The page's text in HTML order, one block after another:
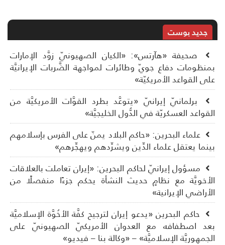
جديد بوست
صحيفة «هآرتس»: «الكيان الصهيونيّ زوَّد الإمارات
دفاع جويّ وطائرات لمواجهة الضَّربات الإيرانيَّة
القواعد الأمريكيّة»
برلمانيّ إيرانيّ «يتوعَّد بطرد القوَّات الأمريكيَّة من
العسكريّة في الدُّول الخليجيَّة»
علماء البحرين: «حاكم البلاد يمنّ على الفرس بإسلامهم
يعتقل علماء الدِّين ويشرِّدهم ويهجِّرهم»
مسؤول إيرانيّ لحاكم البحرين: «إيران تعاملت بالعلاقات
مع نظامٍ حديث النشأة يحكم جزءًا منفصلًا من
الإيرانية»
حاكم البحرين «يدعو إيران لترجيح كفَّة الأخُوَّة الإسلاميَّة
اصطفافه مع العدوان الأمريكيّ الصهيونيّ على
الإسلاميَّة» – «وكالة بنا – فيديو»